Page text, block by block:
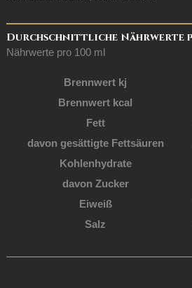
Durchschnittliche Nährwerte
Nährwerte pro 100 ml
Brennwert kj
Brennwert kcal
Fett
davon gesättigte Fettsäuren
Kohlenhydrate
davon Zucker
Eiweiß
Salz